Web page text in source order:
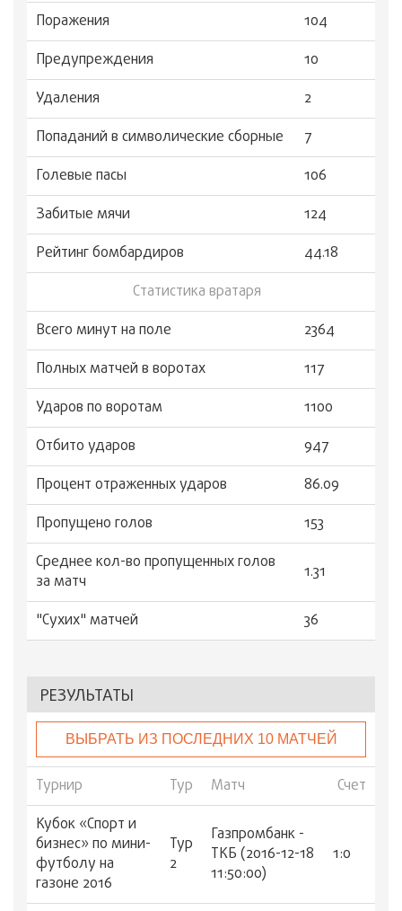
Поражения
104
Предупреждения
10
Удаления
2
Попаданий в символические сборные
7
Голевые пасы
106
Забитые мячи
124
Рейтинг бомбардиров
44.18
Статистика вратаря
Всего минут на поле
2364
Полных матчей в воротах
117
Ударов по воротам
1100
Отбито ударов
947
Процент отраженных ударов
86.09
Пропущено голов
153
Среднее кол-во пропущенных голов
за матч
1.31
"Сухиx" матчей 36
РЕЗУЛЬТАТЫ
ВЫБРАТЬ ИЗ ПОСЛЕДНИХ 10 МАТЧЕЙ
Турнир Тур Матч
Счет
Кубок «Спорт и
бизнес» по мини-
футболу на
газоне 2016
Тур
2
Газпромбанк -
ТКБ (2016-12-18
11:50:00)
1:0